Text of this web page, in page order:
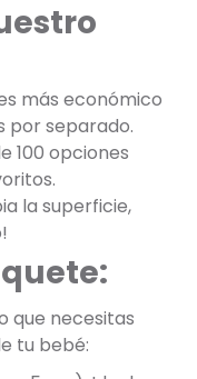
más económico
por separado.
100 opciones
la superficie,
que necesitas
tu bebé: